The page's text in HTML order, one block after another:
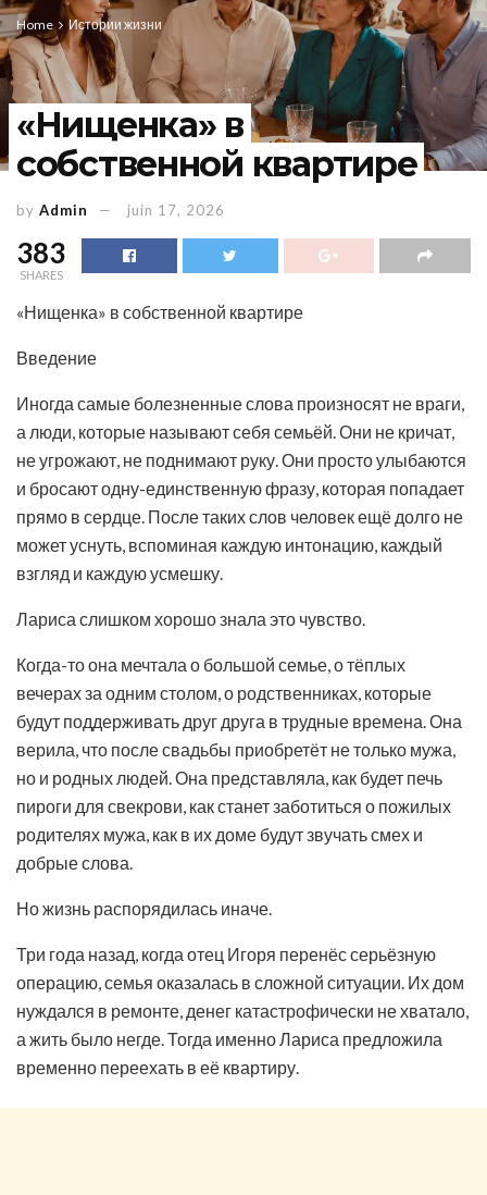
Home Истории жизни
«Нищенка» в
собственной квартире
by Admin juin 17, 2026
383
SHARES
«Нищенка» в собственной квартире
Введение
Иногда самые болезненные слова произносят не враги,
а люди, которые называют себя семьёй. Они не кричат,
не угрожают, не поднимают руку. Они просто улыбаются
и бросают одну-единственную фразу, которая попадает
прямо в сердце. После таких слов человек ещё долго не
может уснуть, вспоминая каждую интонацию, каждый
взгляд и каждую усмешку.
Лариса слишком хорошо знала это чувство.
Когда-то она мечтала о большой семье, о тёплых
вечерах за одним столом, о родственниках, которые
будут поддерживать друг друга в трудные времена. Она
верила, что после свадьбы приобретёт не только мужа,
но и родных людей. Она представляла, как будет печь
пироги для свекрови, как станет заботиться о пожилых
родителях мужа, как в их доме будут звучать смех и
добрые слова.
Но жизнь распорядилась иначе.
Три года назад, когда отец Игоря перенёс серьёзную
операцию, семья оказалась в сложной ситуации. Их дом
нуждался в ремонте, денег катастрофически не хватало,
а жить было негде. Тогда именно Лариса предложила
временно переехать в её квартиру.